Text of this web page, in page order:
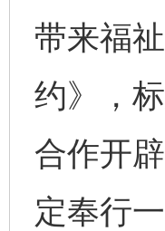
带来福
约》，
合作开
定奉行